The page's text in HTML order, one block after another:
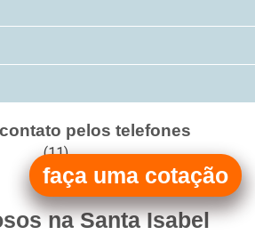
pelos telefones
(11)
(11)
na Santa Isabel
faça uma cotação